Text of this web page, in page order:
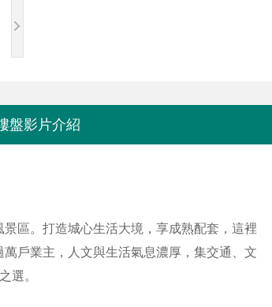
盤影片介紹
區。打造城心生活大境，享成熟配套，這裡
戶業主，人文與生活氣息濃厚，集交通、文
選。